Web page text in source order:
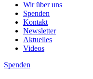
Wir über uns
Spenden
Kontakt
Newsletter
Aktuelles
Videos
Spenden